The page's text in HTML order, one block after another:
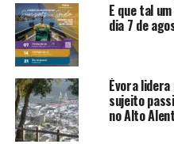
E que tal
dia 7 de
Évora
sujeito
no Alto